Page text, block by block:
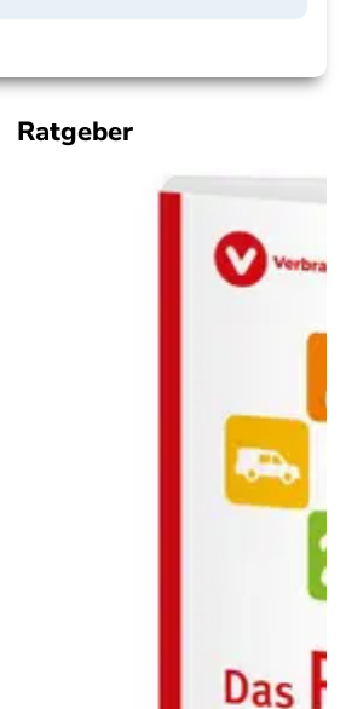
Ratgeber